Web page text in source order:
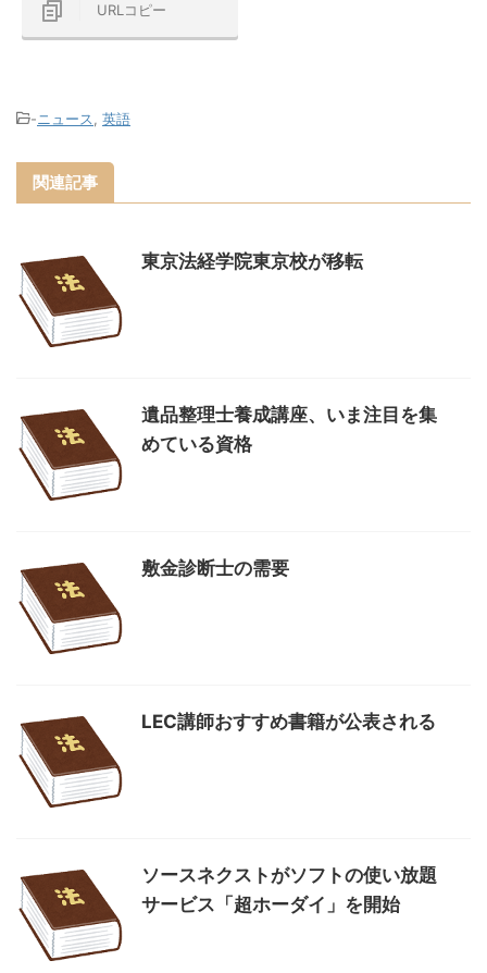
URLコピー
-ニュース 英語
関連記事
東京法経学院東京校が移転
遺品整理士養成講座、いま注目を集
めている資格
敷金診断士の需要
LEC講師おすすめ書籍が公表される
ソースネクストがソフトの使い放題
サービス「超ホーダイ」を開始